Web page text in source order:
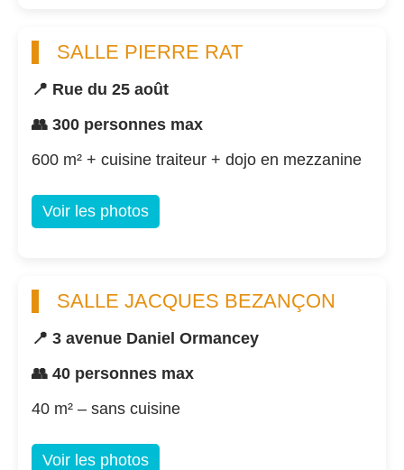
SALLE PIERRE RAT
📍 Rue du 25 août
👥 300 personnes max
600 m² + cuisine traiteur + dojo en mezzanine
Voir les photos
SALLE JACQUES BEZANÇON
📍 3 avenue Daniel Ormancey
👥 40 personnes max
40 m² – sans cuisine
Voir les photos